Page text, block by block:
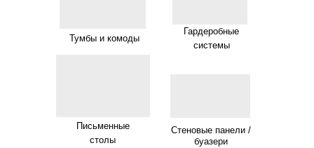
Тумбы и комоды
Гардеробные
системы
Стеновые панели /
буазери
Письменные
столы